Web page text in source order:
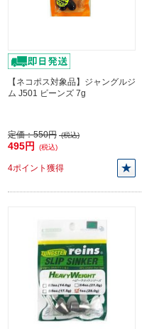
【ネコポス対象品】ジャングルジ
ム J501 ビーンズ 7g
定価：550円 (税込)
495円 (税込)
4ポイント獲得